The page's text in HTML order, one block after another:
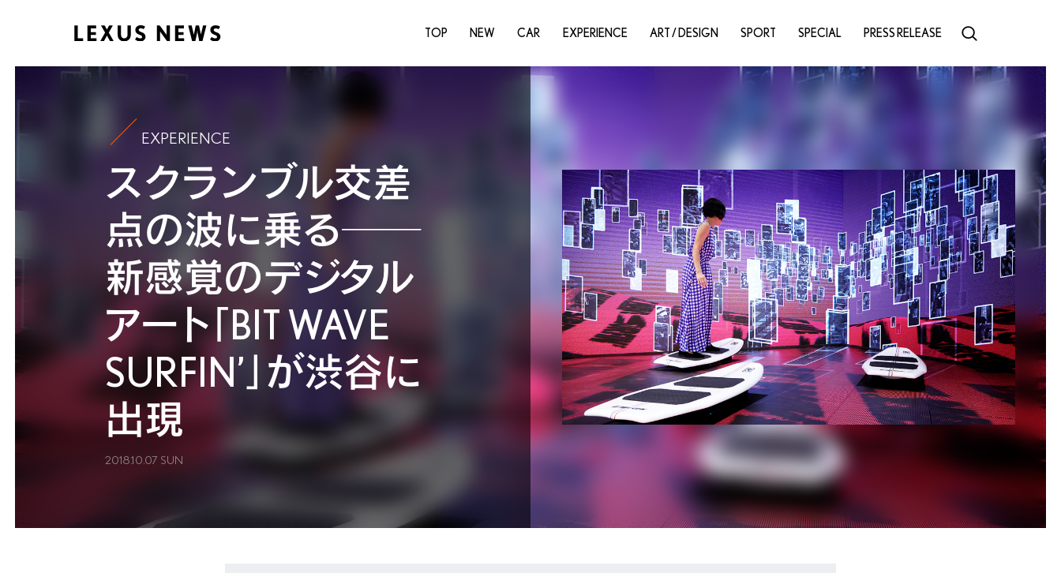
TOP NEW CAR EXPERIENCE ART / DESIGN SPORT SPECIAL PRESS RELEASE
EXPERIENCE
スクランブル交差
点の波に乗る──
新感覚のデジタル
アート「BIT WAVE
SURFIN’」が渋谷に
出現
2018.10.07 SUN